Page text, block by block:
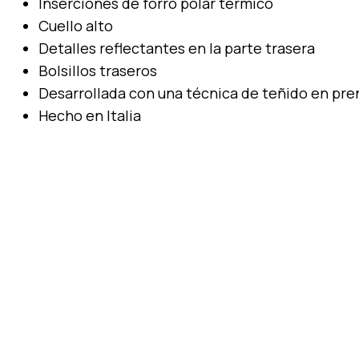
Cuello alto
Detalles reflectantes en la parte trasera
Bolsillos traseros
Desarrollada con una técnica de teñido en
Hecho en Italia